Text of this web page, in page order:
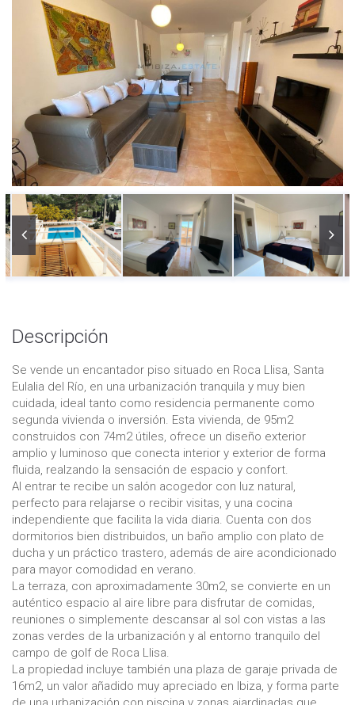
Descripción
Se vende un encantador piso situado en Roca Llisa, Santa
Eulalia del Río, en una urbanización tranquila y muy bien
cuidada, ideal tanto como residencia permanente como
segunda vivienda o inversión. Esta vivienda, de 95m2
construidos con 74m2 útiles, ofrece un diseño exterior
amplio y luminoso que conecta interior y exterior de forma
fluida, realzando la sensación de espacio y confort.
Al entrar te recibe un salón acogedor con luz natural,
perfecto para relajarse o recibir visitas, y una cocina
independiente que facilita la vida diaria. Cuenta con dos
dormitorios bien distribuidos, un baño amplio con plato de
ducha y un práctico trastero, además de aire acondicionado
para mayor comodidad en verano.
La terraza, con aproximadamente 30m2, se convierte en un
auténtico espacio al aire libre para disfrutar de comidas,
reuniones o simplemente descansar al sol con vistas a las
zonas verdes de la urbanización y al entorno tranquilo del
campo de golf de Roca Llisa.
La propiedad incluye también una plaza de garaje privada de
16m2, un valor añadido muy apreciado en Ibiza, y forma parte